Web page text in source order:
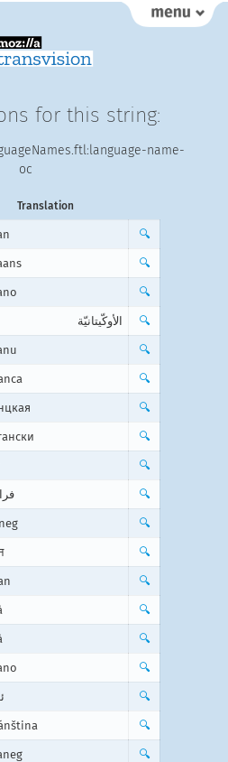
for this string:
name-
oc
Translation
🔍
🔍
🔍
الأوكّيتانيّة 🔍
🔍
🔍
🔍
🔍
🔍
🔍
🔍
🔍
🔍
🔍
🔍
🔍
🔍
🔍
🔍